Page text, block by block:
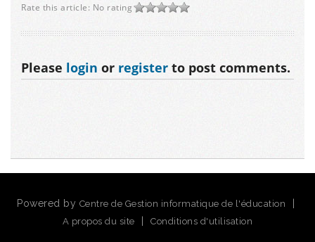
Rate this article: No rating
Please login or register to post comments.
Powered by Centre de Gestion informatique de l'éducation |
A propos du site | Conditions d'utilisation